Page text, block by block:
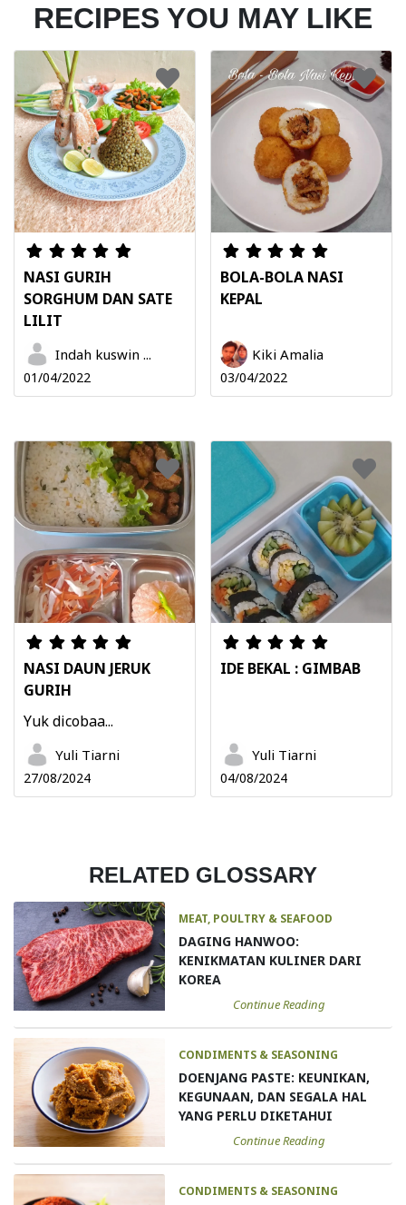
RECIPES YOU MAY LIKE
NASI GURIH
SORGHUM DAN SATE
LILIT
Indah kuswin ...
01/04/2022
BOLA-BOLA NASI
KEPAL
Kiki Amalia
03/04/2022
NASI DAUN JERUK
GURIH
Yuk dicobaa...
Yuli Tiarni
27/08/2024
IDE BEKAL : GIMBAB
Yuli Tiarni
04/08/2024
RELATED GLOSSARY
MEAT, POULTRY & SEAFOOD
DAGING HANWOO:
KENIKMATAN KULINER DARI
KOREA
Continue Reading
CONDIMENTS & SEASONING
DOENJANG PASTE: KEUNIKAN,
KEGUNAAN, DAN SEGALA HAL
YANG PERLU DIKETAHUI
Continue Reading
CONDIMENTS & SEASONING